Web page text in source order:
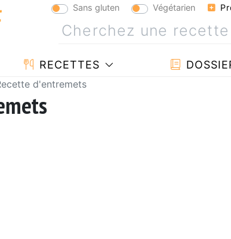
Sans gluten Végétarien
RECETTES
d'entremets